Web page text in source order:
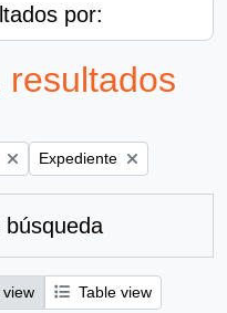
por:
resultados
Remove filter:
Expediente
búsqueda
Table view